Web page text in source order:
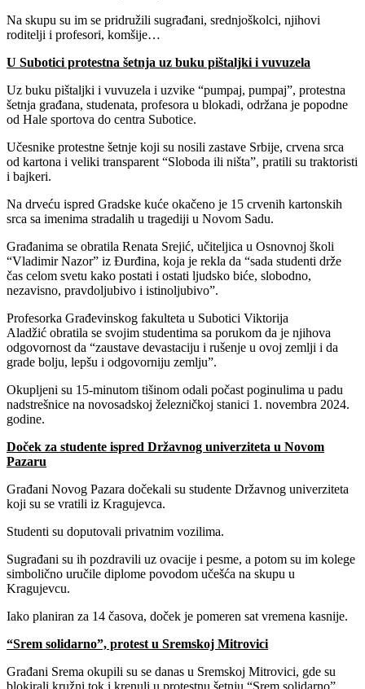
Na skupu su im se pridružili sugrađani, srednjoškolci, njihovi
roditelji i profesori, komšije…
U Subotici protestna šetnja uz buku pištaljki i vuvuzela
Uz buku pištaljki i vuvuzela i uzvike “pumpaj, pumpaj”, protestna
šetnja građana, studenata, profesora u blokadi, održana je popodne
od Hale sportova do centra Subotice.
Učesnike protestne šetnje koji su nosili zastave Srbije, crvena srca
od kartona i veliki transparent “Sloboda ili ništa”, pratili su traktoristi
i bajkeri.
Na drveću ispred Gradske kuće okačeno je 15 crvenih kartonskih
srca sa imenima stradalih u tragediji u Novom Sadu.
Građanima se obratila Renata Srejić, učiteljica u Osnovnoj školi
“Vladimir Nazor” iz Đurđina, koja je rekla da “sada studenti drže
čas celom svetu kako postati i ostati ljudsko biće, slobodno,
nezavisno, pravdoljubivo i istinoljubivo”.
Profesorka Građevinskog fakulteta u Subotici Viktorija
Aladžić obratila se svojim studentima sa porukom da je njihova
odgovornost da “zaustave devastaciju i rušenje u ovoj zemlji i da
grade bolju, lepšu i odgovorniju zemlju”.
Okupljeni su 15-minutom tišinom odali počast poginulima u padu
nadstrešnice na novosadskoj železničkoj stanici 1. novembra 2024.
godine.
Doček za studente ispred Državnog univerziteta u Novom
Pazaru
Građani Novog Pazara dočekali su studente Državnog univerziteta
koji su se vratili iz Kragujevca.
Studenti su doputovali privatnim vozilima.
Sugrađani su ih pozdravili uz ovacije i pesme, a potom su im kolege
simbolično uručile diplome povodom učešća na skupu u
Kragujevcu.
Iako planiran za 14 časova, doček je pomeren sat vremena kasnije.
“Srem solidarno”, protest u Sremskoj Mitrovici
Građani Srema okupili su se danas u Sremskoj Mitrovici, gde su
blokirali kružni tok i krenuli u protestnu šetnju “Srem solidarno”.